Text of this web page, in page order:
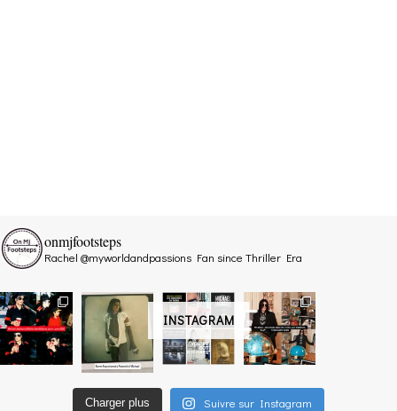
INSTAGRAM
onmjfootsteps
Rachel @myworldandpassions Fan since Thriller Era
Charger plus Suivre sur Instagram